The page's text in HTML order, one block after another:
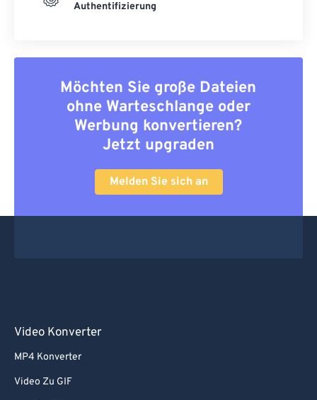
Authentifizierung
Möchten Sie große Dateien
ohne Warteschlange oder
Werbung konvertieren?
Jetzt upgraden
Melden Sie sich an
Video Konverter
MP4 Konverter
Video Zu GIF